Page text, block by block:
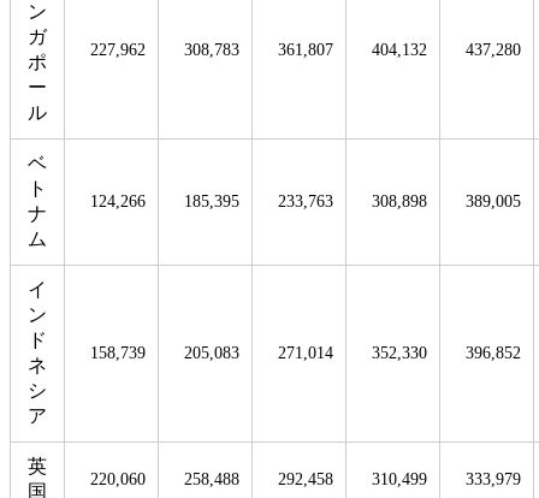
ン
ガ
ポ
ー
ル
227,962 308,783 361,807 404,132 437,280
ベ
ト
ナ
ム
124,266 185,395 233,763 308,898 389,005
イ
ン
ド
ネ
シ
ア
158,739 205,083 271,014 352,330 396,852
英
国
220,060 258,488 292,458 310,499 333,979